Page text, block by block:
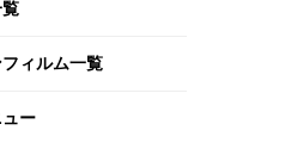
ィルム一覧
ー